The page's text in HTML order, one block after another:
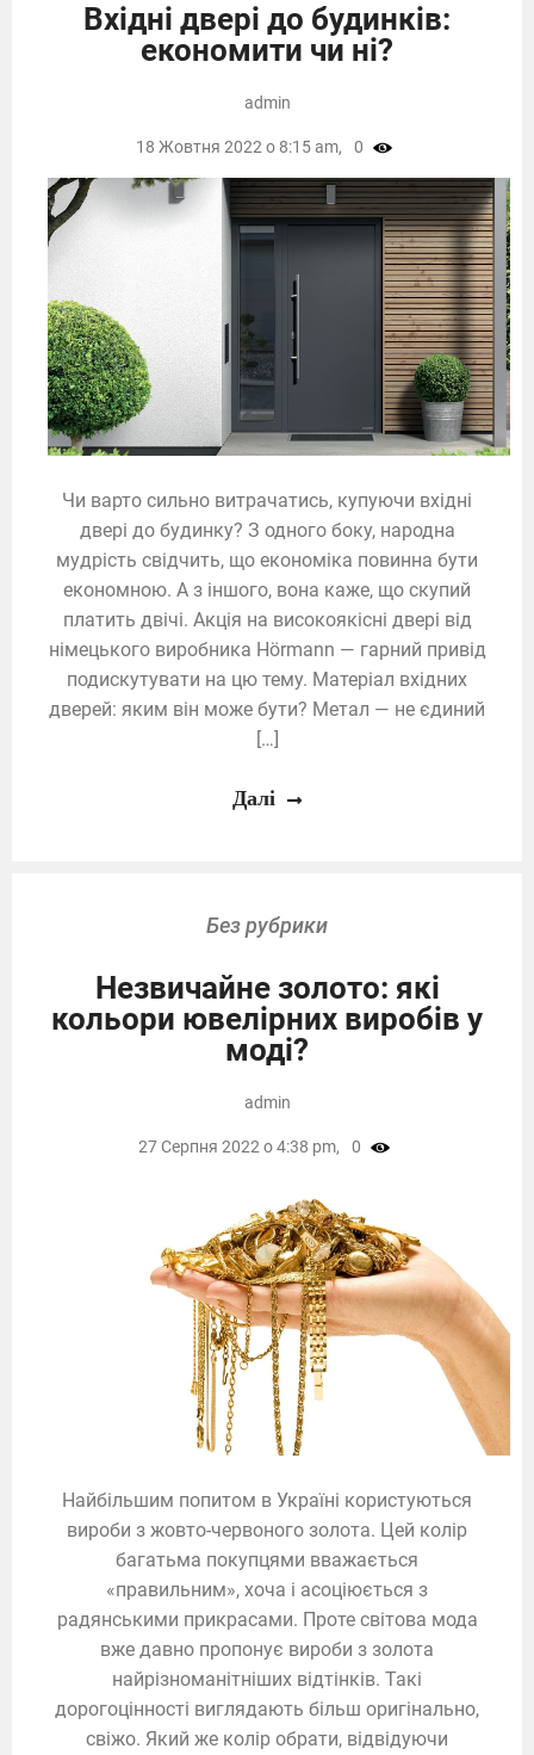
Вхідні двері до будинків:
економити чи ні?
Чи варто сильно витрачатись, купуючи вхідні
двері до будинку? З одного боку, народна
мудрість свідчить, що економіка повинна бути
економною. А з іншого, вона каже, що скупий
платить двічі. Акція на високоякісні двері від
німецького виробника Hörmann — гарний привід
подискутувати на цю тему. Матеріал вхідних
дверей: яким він може бути? Метал — не єдиний
[…]
admin
18 Жовтня 2022 о 8:15 am, 0
Далі
Без рубрики
Незвичайне золото: які
кольори ювелірних виробів у
моді?
Найбільшим попитом в Україні користуються
вироби з жовто-червоного золота. Цей колір
багатьма покупцями вважається
«правильним», хоча і асоціюється з
радянськими прикрасами. Проте світова мода
вже давно пропонує вироби з золота
найрізноманітніших відтінків. Такі
дорогоцінності виглядають більш оригінально,
свіжо. Який же колір обрати, відвідуючи
admin
27 Серпня 2022 о 4:38 pm, 0